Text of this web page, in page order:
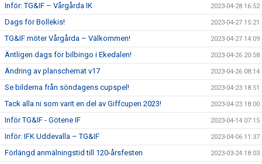
Inför: TG&IF – Vårgårda IK 2023-04-28 16:52
Dags för Bollekis! 2023-04-27 15:21
TG&IF möter Vårgårda – Välkommen! 2023-04-27 14:09
Äntligen dags för bilbingo i Ekedalen! 2023-04-26 20:58
Ändring av planschemat v17 2023-04-26 08:14
Se bilderna från söndagens cupspel! 2023-04-23 18:51
Tack alla ni som varit en del av Giffcupen 2023! 2023-04-23 18:00
Inför TG&IF - Götene IF 2023-04-14 07:15
Inför: IFK Uddevalla – TG&IF 2023-04-06 11:37
Förlängd anmälningstid till 120-årsfesten 2023-03-24 18:03